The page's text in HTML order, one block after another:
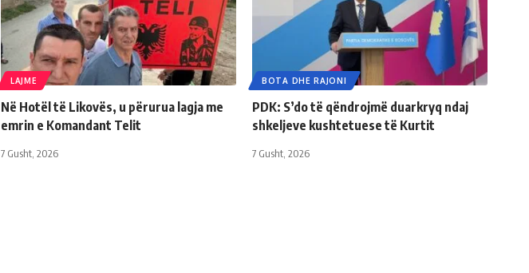
LAJME
Në Hotël të Likovës, u përurua lagja me
emrin e Komandant Telit
7 Gusht, 2026
BOTA DHE RAJONI
PDK: S’do të qëndrojmë duarkryq ndaj
shkeljeve kushtetuese të Kurtit
7 Gusht, 2026